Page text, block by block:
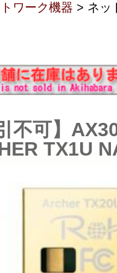
ワーク機器 > ネッ
不可】
TX1U